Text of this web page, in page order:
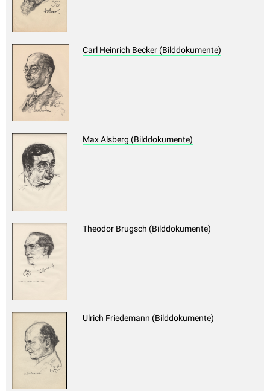
Carl Heinrich Becker (Bilddokumente)
Max Alsberg (Bilddokumente)
Theodor Brugsch (Bilddokumente)
Ulrich Friedemann (Bilddokumente)